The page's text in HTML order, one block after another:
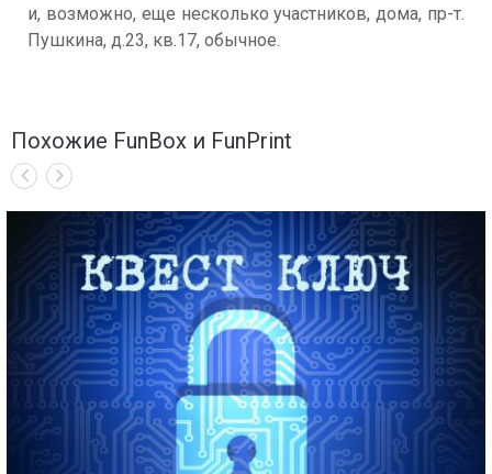
и, возможно, еще несколько участников, дома, пр-т.
Пушкина, д.23, кв.17, обычное.
Похожие FunBox и FunPrint